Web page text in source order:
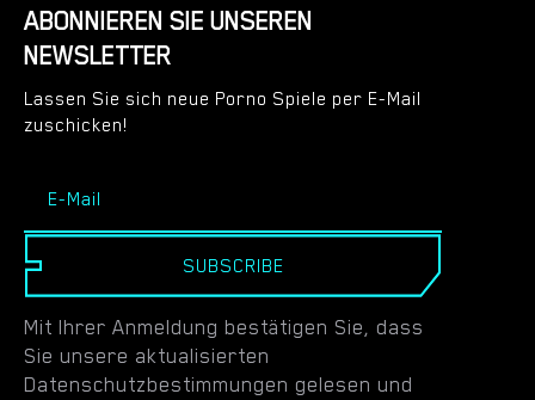
ABONNIEREN SIE UNSEREN
NEWSLETTER
Lassen Sie sich neue Porno Spiele per E-Mail
zuschicken!
SUBSCRIBE
Mit Ihrer Anmeldung bestätigen Sie, dass
Sie unsere aktualisierten
Datenschutzbestimmungen gelesen und